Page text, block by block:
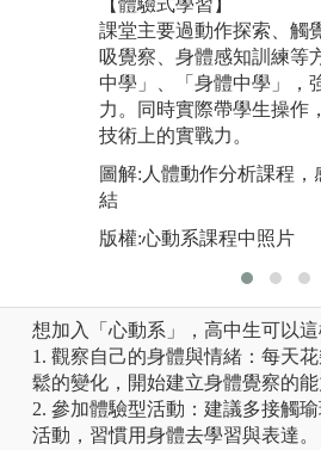
術科操作：根據課程理論，將學
際應用於競技與體能訓練中，提
課堂主要過動作探索、觸
吸覺察、身體感知訓練等
中學」、「身體中學」，
力。同時實際帶學生操作
技術上的實戰力。
圖解:人體動作分析課程
結
版權:心動系課程中照片
想加入「心動系」，高中生可以這
1. 觀察自己的身體與情緒：每天
鬆的變化，開始建立身體覺察的能
2. 參加體驗型活動：建議多接觸
活動，習慣用身體去學習與表達。